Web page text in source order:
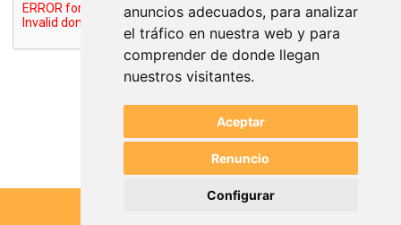
anuncios adecuados, para analizar
el tráfico en nuestra web y para
comprender de donde llegan
nuestros visitantes.
Aceptar
Renuncio
Configurar
QUIÉNES SOMOS